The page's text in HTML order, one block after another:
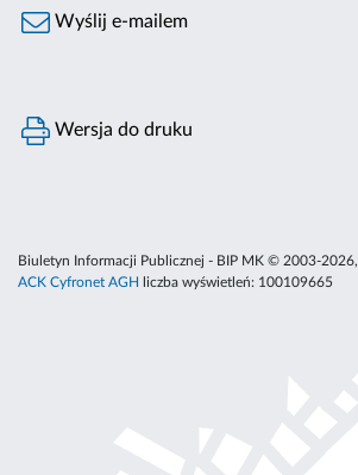
Wyślij e-mailem
Wersja do druku
Biuletyn Informacji Publicznej - BIP MK © 2003-2026,
ACK Cyfronet AGH
liczba wyświetleń: 100109665